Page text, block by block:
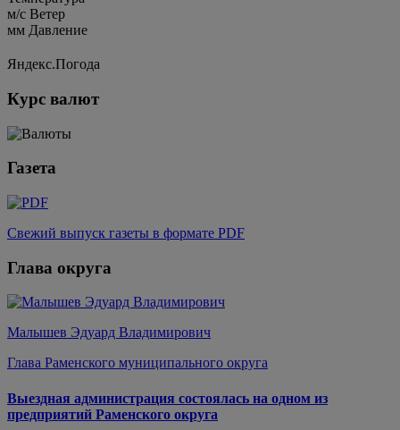
м/c Ветер
мм Давление
Яндекс.Погода
Курс валют
Газета
Свежий выпуск газеты в формате PDF
Глава округа
Малышев Эдуард Владимирович
Глава Раменского муниципального округа
Выездная администрация состоялась на одном из
предприятий Раменского округа